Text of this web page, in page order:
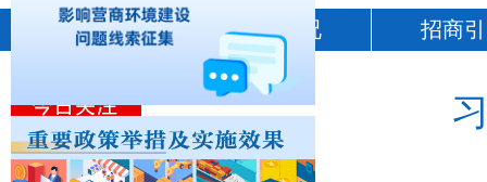
首页 矿区概况 招商
2026.8.7星期五